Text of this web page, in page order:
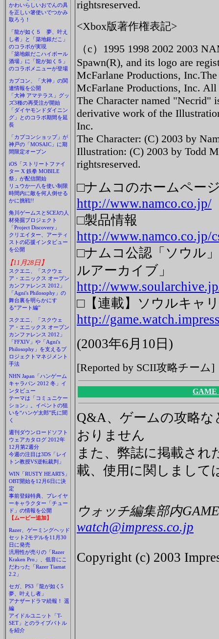
かわいらしいおでんの具
を正しい箸使いでつかみ
取ろう！
「龍が如く５ 夢、叶え
し者」と「築地銀だこ」
のコラボが実現
「築地銀だこハイボール
酒場」に「龍が如く５」
のコラボメニューが登場
カプコン、「大神」の関
連情報を公開
「大神 アマテラス」グッ
ズ3種の再受注が開始
「ダイヤモンドダイニン
グ」とのコラボ期間を延
長
「カプコンショップ」が
神戸の「MOSAIC」に期
間限定オープン
iOS「ストリートファイ
ター X 鉄拳 MOBILE
祭」が配信開始
リュウか一八を使い制限
時間内に敵を何人倒せる
かに挑戦!!
角川ゲームスとSCEJの人
材発掘プロジェクト
「Project Discovery」
クリエイター、アーティ
ストの応援インタビュー
を公開
【11月28日】
スクエニ、「スクウェ
ア・エニックス オープン
カンファレンス 2012」
「Agni's Philosophy」の
舞台裏を明らかにす
る“アート編”
スクエニ、「スクウェ
ア・エニックス オープン
カンファレンス 2012」
「FFXIV」や「Agni's
Philosophy」を支えるプ
ロジェクトマネジメント
手法
NHN Japan「ハンゲーム
キャラバン 2012 冬」イ
ンタビュー
テーマは「コミュニケー
ション」。イベントの狙
いを“ハンゲ太郎”氏に聞
く
週刊ダウンロードソフト
ウェアカタログ 2012年
12月第2週分
今週の注目は3DS「レイ
トン教授VS逆転裁判」
WIN「RUSTY HEARTS」
OBT開始を12月6日に決
定
事前登録特典、プレイヤ
ーキャラクター「チュー
ド」の情報を公開
【ムービー追加】
Razer、ゲーミングヘッド
セット2モデルを11月30
日に発売
汎用性が売りの「Razer
Kraken Pro」、低音にこ
だわった「Razer Tiamat
2.2」
セガ、PS3「龍が如く5
夢、叶えし者」
アナザードラマ続報！ 遥
編
アイドルユニット「T-
SET」とのライブバトル
を紹介
rightsreserved.
<Xbox版著作権表記>
（c）1995 1998 2002 2003
Spawn(R), and its logo are
McFarlane Productions,
McFarlane Productions, Inc. All
The Character named "Necrid"
derivative work of the
Inc.
The Character: (C) 2003 by
Illustration: (C) 2003 by Todd
rightsreserved.
□ナムコのホームペー
http://www.namco.co.jp/
□製品情報
http://www.namco.co.jp/
□ナムコ公認「ソウル
ルアーカイブ」
http://
□【連載】ソウルキャ
http://
(2003年6月10日)
[Reported by SCII攻略チーム]
GAME
Q&A、ゲームの攻略
おりません
また、弊誌に掲載され
載、使用に関しまして
ウォッチ編集部内
watch@impress.co.jp
Copyright (c) 2003